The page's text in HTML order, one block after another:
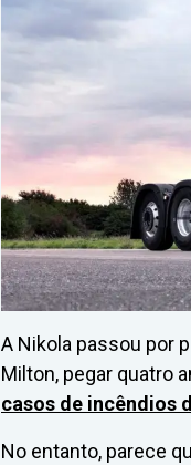
A Nikola passou por
Milton, pegar quatro
casos de incêndios
No entanto, parece